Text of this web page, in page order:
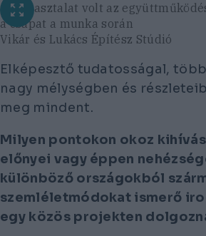
Jó tapasztalat volt az
a csapat a munka során
Vikár és Lukács Építész Stúdió
Elképesztő tudatosságal,
nagy mélységben és
meg mindent.
Milyen pontokon okoz
előnyei vagy éppen
különböző országokból
szemléletmódokat ismerő
egy közös projekten